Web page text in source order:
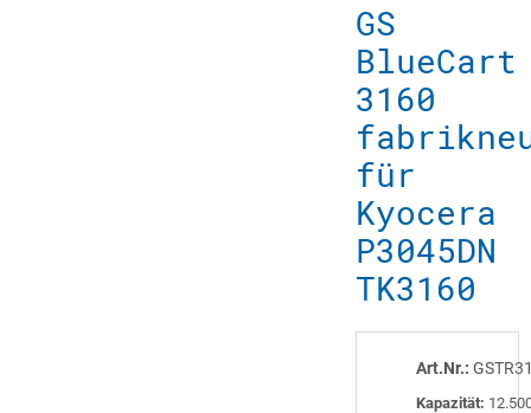
GS
BlueCart
3160
für
Kyocera
P3045DN
TK3160
Art.Nr.:
Kapazität: